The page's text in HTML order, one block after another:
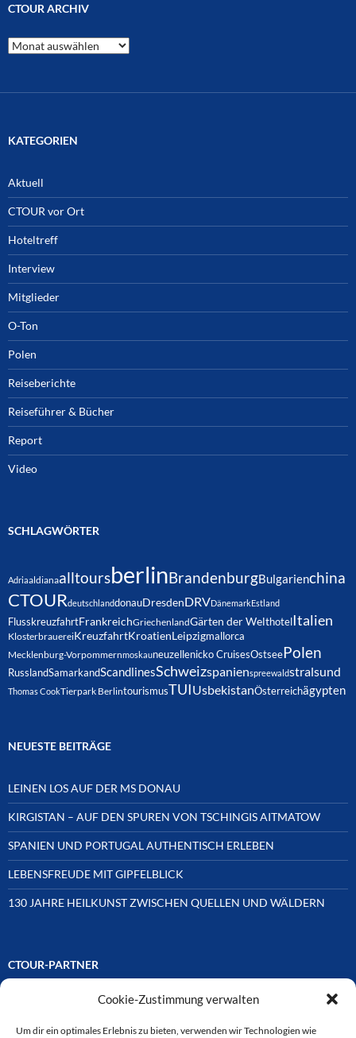
Cookie-Zustimmung verwalten
Um dir ein optimales Erlebnis zu bieten, verwenden wir Technologien wie
CTOUR ARCHIV
CTOUR
Archiv
KATEGORIEN
Aktuell
CTOUR vor Ort
Hoteltreff
Interview
Mitglieder
O-Ton
Polen
Reiseberichte
Reiseführer & Bücher
Report
Video
SCHLAGWÖRTER
AdriaaldianaalltoursberlinBrandenburgBulgarienchina
CTOURdeutschlanddonauDresdenDRVDänemarkEstland
FlusskreuzfahrtFrankreichGriechenlandGärten der WelthotelItalien
KlosterbrauereiKreuzfahrtKroatienLeipzigmallorca
Mecklenburg-Vorpommernmoskauneuzellenicko CruisesOstseePolen
RusslandSamarkandScandlinesSchweizspanienspreewaldstralsund
Thomas CookTierpark BerlintourismusTUIUsbekistanÖsterreichägypten
NEUESTE BEITRÄGE
LEINEN LOS AUF DER MS DONAU
KIRGISTAN – AUF DEN SPUREN VON TSCHINGIS AITMATOW
SPANIEN UND PORTUGAL AUTHENTISCH ERLEBEN
LEBENSFREUDE MIT GIPFELBLICK
130 JAHRE HEILKUNST ZWISCHEN QUELLEN UND WÄLDERN
CTOUR-PARTNER
Unsere Reisejournalisten-Vereinigung ist über Mitglieder und
ausgewählten Partnern der Medien- und Tourismusbranche